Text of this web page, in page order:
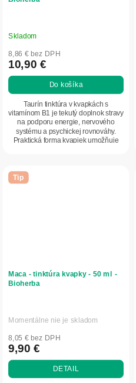
Skladom
8,86 € bez DPH
10,90 €
Do košíka
Taurín tinktúra v kvapkách s
vitamínom B1 je tekutý doplnok stravy
na podporu energie, nervového
systému a psychickej rovnováhy.
Praktická forma kvapiek umožňuje
Tip
Maca - tinktúra kvapky - 50 ml -
Bioherba
Momentálne nie je skladom
8,05 € bez DPH
9,90 €
DETAIL